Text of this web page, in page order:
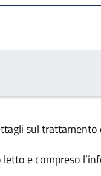
sul trattamento
letto e compreso